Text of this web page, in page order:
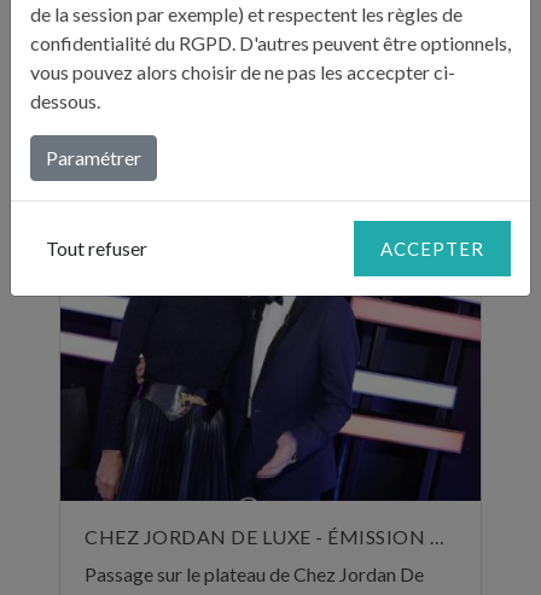
"Sur ses réseaux, Julie Andrieu nous emmène
en Italie pendant cinq semaines à la
découverte de différentes villes. Entre
adresses culturelles, musées, ...
CHEZ JORDAN DE LUXE - ÉMISSION DU 29 OCTOBRE 2024
Passage sur le plateau de Chez Jordan De
de la session par exemple) et respectent les règles de
confidentialité du RGPD. D'autres peuvent être optionnels,
vous pouvez alors choisir de ne pas les accecpter ci-
dessous.
Paramétrer
Tout refuser ACCEPTER